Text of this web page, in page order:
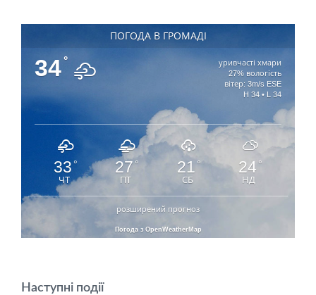
ПОГОДА В ГРОМАДІ
34°
уривчасті хмари
27% вологість
вітер: 3m/s ESE
H 34 • L 34
33 °
ЧТ
27°
ПТ
21 °
СБ
24 °
НД
розширений прогноз
Погода з OpenWeatherMap
Наступні події